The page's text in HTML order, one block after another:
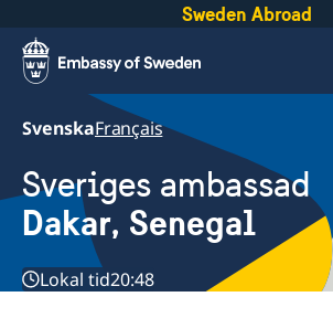
Sweden Abroad
SvenskaFrançais
Sveriges ambassad
Dakar, Senegal
Lokal tid20:48